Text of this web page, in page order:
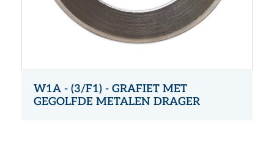
W1A - (3/F1) - GRAFIET MET
GEGOLFDE METALEN DRAGER